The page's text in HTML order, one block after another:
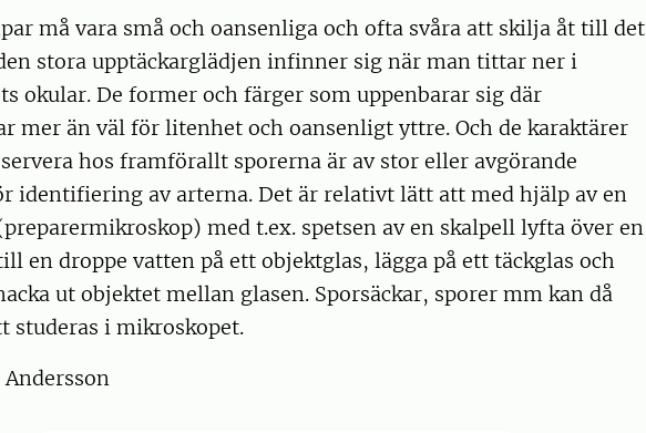
må vara små och oansenliga och ofta svåra att skilja åt till det
stora upptäckarglädjen infinner sig när man tittar ner i
okular. De former och färger som uppenbarar sig där
mer än väl för litenhet och oansenligt yttre. Och de karaktärer
hos framförallt sporerna är av stor eller avgörande
identifiering av arterna. Det är relativt lätt att med hjälp av en
med t.ex. spetsen av en skalpell lyfta över en
en droppe vatten på ett objektglas, lägga på ett täckglas och
ut objektet mellan glasen. Sporsäckar, sporer mm kan då
studeras i mikroskopet.